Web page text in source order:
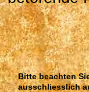
Bitte beachten
ausschliesslich